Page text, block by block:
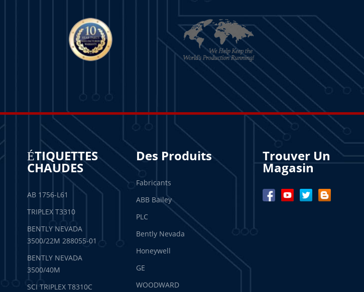
ÉTIQUETTES
CHAUDES
AB 1756-L61
TRIPLEX T3310
BENTLY NEVADA
3500/22M 288055-01
BENTLY NEVADA
3500/40M
SCI TRIPLEX T8310C
Des Produits
Fabricants
ABB Bailey
PLC
Bently Nevada
Honeywell
GE
WOODWARD
Trouver Un
Magasin